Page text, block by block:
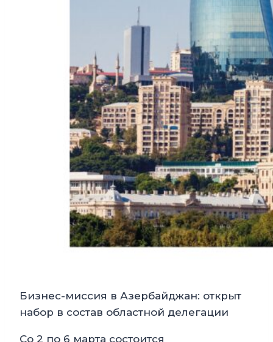
Бизнес-миссия в Азербайджан: открыт
набор в состав областной делегации
Со 2 по 6 марта состоится